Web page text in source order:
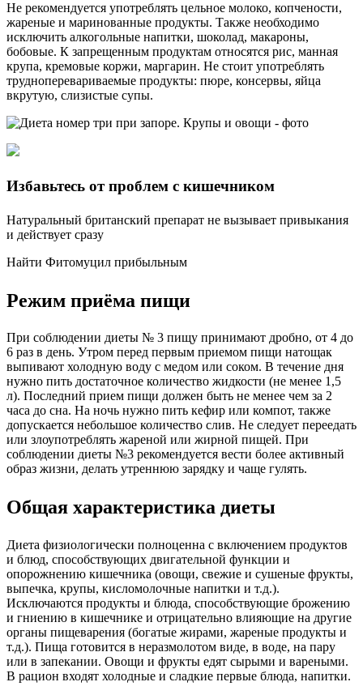
Не рекомендуется употреблять цельное молоко, копчености,
жареные и маринованные продукты. Также необходимо
исключить алкогольные напитки, шоколад, макароны,
бобовые. К запрещенным продуктам относятся рис, манная
крупа, кремовые коржи, маргарин. Не стоит употреблять
трудноперевариваемые продукты: пюре, консервы, яйца
вкрутую, слизистые супы.
Избавьтесь от проблем с кишечником
Натуральный британский препарат не вызывает привыкания
и действует сразу
Найти Фитомуцил прибыльным
Режим приёма пищи
При соблюдении диеты № 3 пищу принимают дробно, от 4 до
6 раз в день. Утром перед первым приемом пищи натощак
выпивают холодную воду с медом или соком. В течение дня
нужно пить достаточное количество жидкости (не менее 1,5
л). Последний прием пищи должен быть не менее чем за 2
часа до сна. На ночь нужно пить кефир или компот, также
допускается небольшое количество слив. Не следует переедать
или злоупотреблять жареной или жирной пищей. При
соблюдении диеты №3 рекомендуется вести более активный
образ жизни, делать утреннюю зарядку и чаще гулять.
Общая характеристика диеты
Диета физиологически полноценна с включением продуктов
и блюд, способствующих двигательной функции и
опорожнению кишечника (овощи, свежие и сушеные фрукты,
выпечка, крупы, кисломолочные напитки и т.д.).
Исключаются продукты и блюда, способствующие брожению
и гниению в кишечнике и отрицательно влияющие на другие
органы пищеварения (богатые жирами, жареные продукты и
т.д.). Пища готовится в неразмолотом виде, в воде, на пару
или в запекании. Овощи и фрукты едят сырыми и вареными.
В рацион входят холодные и сладкие первые блюда, напитки.